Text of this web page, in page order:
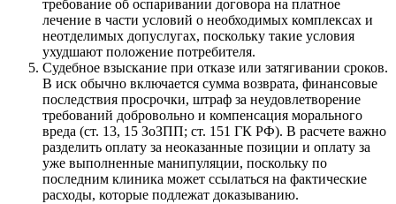
требование об оспаривании договора на платное
лечение в части условий о необходимых комплексах и
неотделимых допуслугах, поскольку такие условия
ухудшают положение потребителя.
Судебное взыскание при отказе или затягивании сроков.
В иск обычно включается сумма возврата, финансовые
последствия просрочки, штраф за неудовлетворение
требований добровольно и компенсация морального
вреда (ст. 13, 15 ЗоЗПП; ст. 151 ГК РФ). В расчете важно
разделить оплату за неоказанные позиции и оплату за
уже выполненные манипуляции, поскольку по
последним клиника может ссылаться на фактические
расходы, которые подлежат доказыванию.